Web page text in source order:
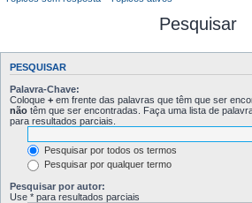
Pesquisar
PESQUISAR
Palavra-Chave:
Coloque + em frente das palavras que têm que ser
não têm que ser encontradas. Faça uma lista de
para resultados parciais.
Pesquisar por todos os termos
Pesquisar por qualquer termo
Pesquisar por autor:
Use * para resultados parciais